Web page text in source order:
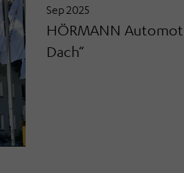
Sep 2025
HÖRMANN
Dach“